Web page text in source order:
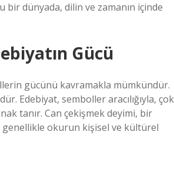
bir dünyada, dilin ve zamanın içinde
Gücü
gücünü kavramakla mümkündür.
Edebiyat, semboller aracılığıyla, çok
tanır. Can çekişmek deyimi, bir
okurun kişisel ve kültürel